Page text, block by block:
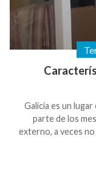
Galicia es un
parte de los
externo, a veces no
para tender la